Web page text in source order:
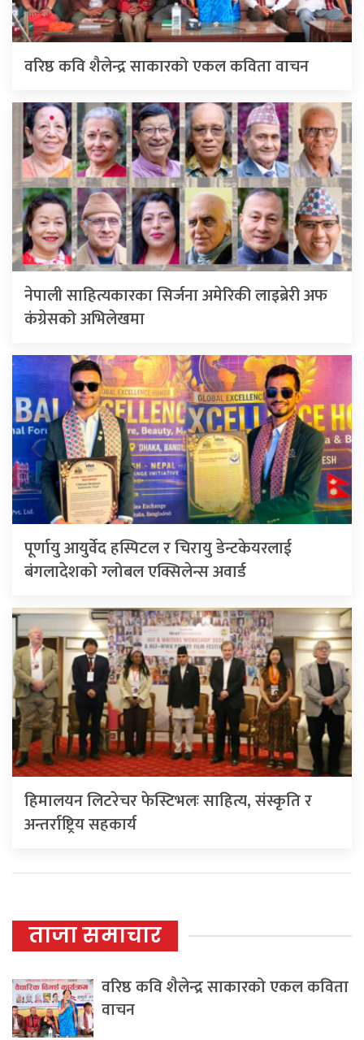
वरिष्ठ कवि शैलेन्द्र साकारको एकल कविता वाचन
नेपाली साहित्यकारका सिर्जना अमेरिकी लाइब्रेरी अफ
कंग्रेसको अभिलेखमा
पूर्णायु आयुर्वेद हस्पिटल र चिरायु डेन्टकेयरलाई
बंगलादेशको ग्लोबल एक्सिलेन्स अवार्ड
हिमालयन लिटरेचर फेस्टिभलः साहित्य, संस्कृति र
अन्तर्राष्ट्रिय सहकार्य
ताजा समाचार
वरिष्ठ कवि शैलेन्द्र साकारको एकल कविता
वाचन